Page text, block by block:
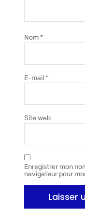
Nom *
E-mail *
Site web
Enregistrer mon
navigateur pour